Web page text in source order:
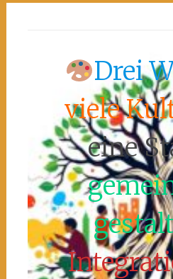
Drei
viele
eine